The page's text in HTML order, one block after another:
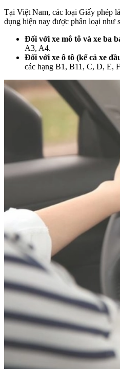
Tại Việt Nam, các loại Giấy phép
dụng hiện nay được phân loại như
Đối với xe mô tô và xe ba
A3, A4.
Đối với xe ô tô (kể cả xe
các hạng B1, B11, C, D, E,